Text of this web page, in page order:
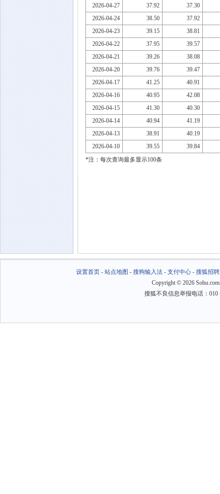
2026-04-27
37.92
37.30
2026-04-24
38.50
37.92
2026-04-23
39.15
38.81
2026-04-22
37.95
39.57
2026-04-21
39.26
38.08
2026-04-20
39.76
39.47
2026-04-17
41.25
40.91
2026-04-16
40.95
42.08
2026-04-15
41.30
40.30
2026-04-14
40.94
41.19
2026-04-13
38.91
40.19
2026-04-10
39.55
39.84
*注：每次查询最多显示100条
设置首页- 站点地图 - 搜狗输入法- 支付中心- 搜狐招聘
Copyright © 2026
搜狐不良信息举报电话：010